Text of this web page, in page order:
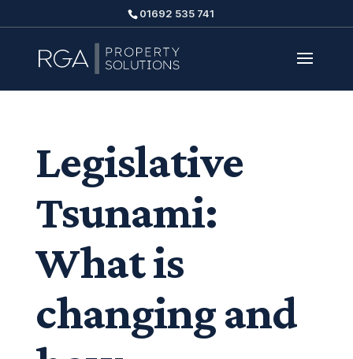
01692 535 741
Legislative
Tsunami:
What is
changing and